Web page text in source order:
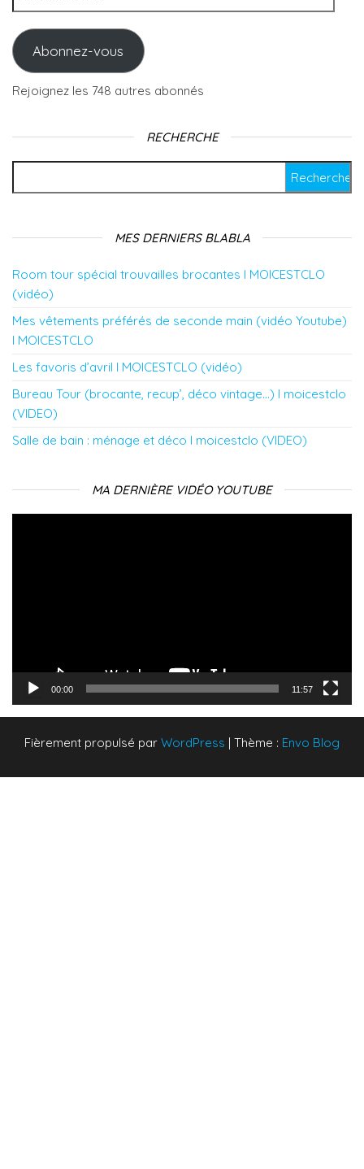
Abonnez-vous
Rejoignez les 748 autres abonnés
RECHERCHE
MES DERNIERS BLABLA
Room tour spécial trouvailles brocantes l MOICESTCLO
(vidéo)
Mes vêtements préférés de seconde main (vidéo Youtube)
l MOICESTCLO
Les favoris d’avril l MOICESTCLO (vidéo)
Bureau Tour (brocante, recup’, déco vintage…) l moicestclo
(VIDEO)
Salle de bain : ménage et déco l moicestclo (VIDEO)
MA DERNIÈRE VIDÉO YOUTUBE
00:00 11:57
Fièrement propulsé par WordPress | Thème : Envo Blog